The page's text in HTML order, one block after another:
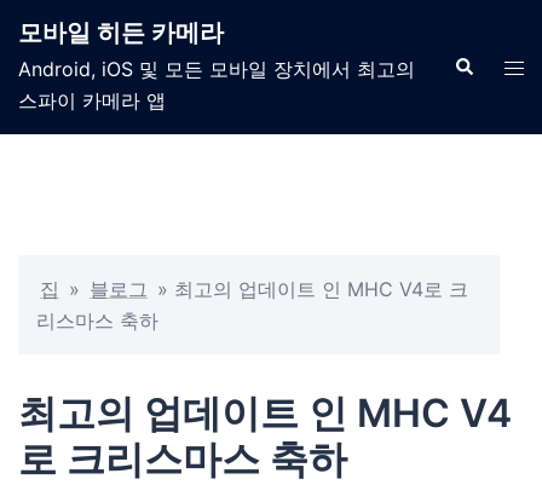
모바일 히든 카메라
Android, iOS 및 모든 모바일 장치에서 최고의
스파이 카메라 앱
집 » 블로그 » 최고의 업데이트 인 MHC V4로 크
리스마스 축하
최고의 업데이트 인 MHC V4
로 크리스마스 축하